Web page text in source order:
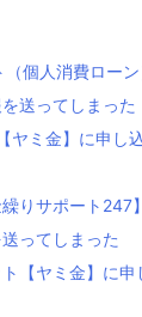
個人消費ロー
送ってしまった
ヤミ金】に申し
りサポート247
ってしまった
【ヤミ金】に申